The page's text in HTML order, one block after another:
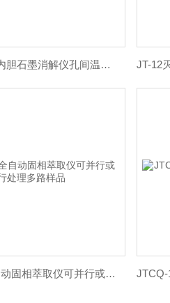
JTSM-6双层式内胆石墨消解仪孔间温度均匀性好
JT-SPE600全自动固相萃取仪可并行或串行处理多路样品